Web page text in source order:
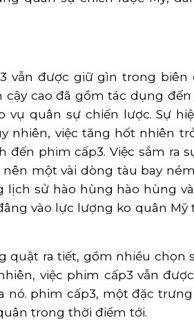
vẫn được giữ gìn trong biên
cậy cao đã gồm tác dụng
quân sự chiến lược. Sự
nhiên, việc tăng hốt nhiên
phim cấp3. Việc sắm ra
một vài dòng tàu bay
lịch sử hào hùng hào hùng
vào lực lượng ko quân Mỹ
quật ra tiết, gồm nhiều chọn
việc phim cấp3 vẫn
phim cấp3, một đặc
trong thời điểm tới.